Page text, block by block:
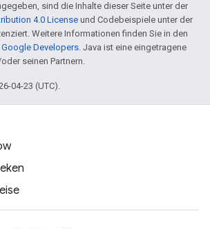
sind die Inhalte dieser Seite unter der
4.0 License und Codebeispiele unter der
Weitere Informationen finden Sie in den
Developers. Java ist eine eingetragene
seinen Partnern.
04-23 (UTC).